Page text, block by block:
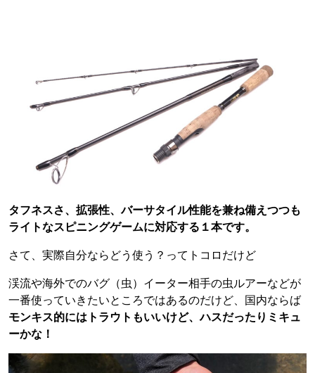
タフネスさ、拡張性、バーサタイル性能を兼ね備えつつも
ライトなスピニングゲームに対応する１本です。
さて、実際自分ならどう使う？ってトコロだけど
渓流や海外でのバグ（虫）イーター相手の虫ルアーなどが
一番使っていきたいところではあるのだけど、国内ならば
モンキス的にはトラウトもいいけど、ハスだったりミキュ
ーかな！